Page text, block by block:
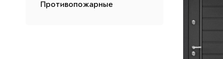
Противопожарные